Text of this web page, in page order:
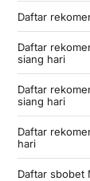
Daftar
Daftar
siang hari
Daftar
siang hari
Daftar
hari
Daftar sbobet